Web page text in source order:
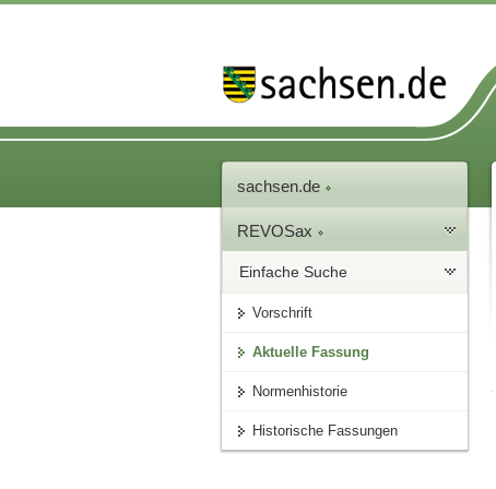
sachsen.de
REVOSax
Einfache Suche
Vorschrift
Aktuelle Fassung
Normenhistorie
Historische Fassungen